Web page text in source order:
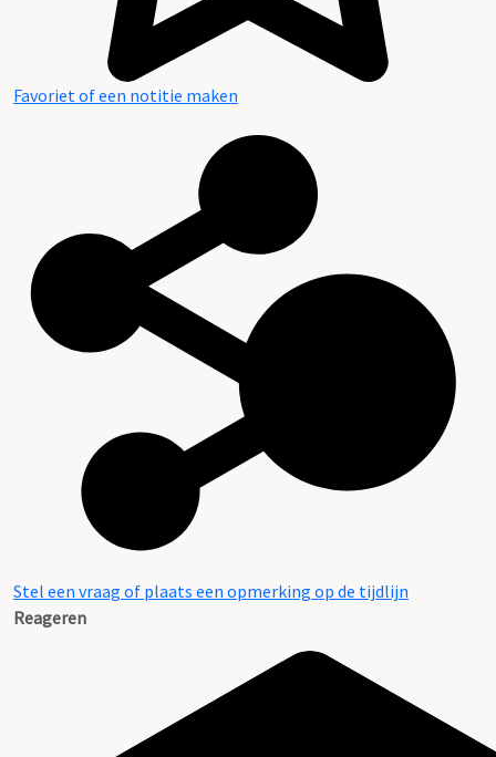
Favoriet of een notitie maken
Stel een vraag of plaats een opmerking op de tijdlijn
Reageren